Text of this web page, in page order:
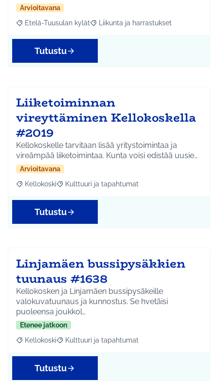
Arvioitavana
Rajaa tulokset aihepiirin mukaan: Etelä-Tuusulan kylät
Etelä-Tuusulan kylät Rajaa tulokset teeman mukaan:
Liikunta ja harrastukset
Tutustu
Liiketoiminnan
vireyttäminen Kellokoskella
#2019
Kellokoskelle tarvitaan lisää yritystoimintaa ja
vireämpää liiketoimintaa. Kunta voisi edistää uusie…
Arvioitavana
Rajaa tulokset aihepiirin mukaan: Kellokoski
Kellokoski Rajaa tulokset teeman mukaan: Kulttuuri ja
Kulttuuri ja tapahtumat
Tutustu
Linjamäen bussipysäkkien
tuunaus #1638
Kellokosken ja Linjamäen bussipysäkeille
valokuvatuunaus ja kunnostus. Se hvetäisi
puoleensa joukkol…
Etenee jatkoon
Rajaa tulokset aihepiirin mukaan: Kellokoski
Kellokoski Rajaa tulokset teeman mukaan: Kulttuuri ja
Kulttuuri ja tapahtumat
Tutustu